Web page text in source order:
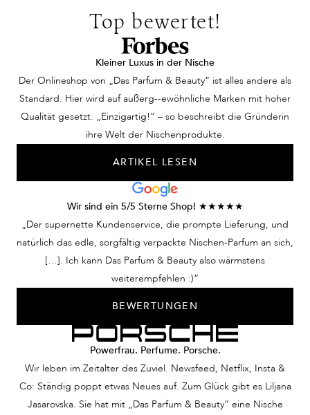
Top bewertet!
Kleiner Luxus in der Nische
Der Onlineshop von „Das Parfum & Beauty“ ist alles andere als
Standard. Hier wird auf außerg--ewöhnliche Marken mit hoher
Qualität gesetzt. „Einzigartig!“ – so beschreibt die Gründerin
ihre Welt der Nischenprodukte.
ARTIKEL LESEN
Wir sind ein 5/5 Sterne Shop! ★★★★★
„Der supernette Kundenservice, die prompte Lieferung, und
natürlich das edle, sorgfältig verpackte Nischen-Parfum an sich,
[…]. Ich kann Das Parfum & Beauty also wärmstens
weiterempfehlen :)“
BEWERTUNGEN
Powerfrau. Perfume. Porsche.
Wir leben im Zeitalter des Zuviel. Newsfeed, Netflix, Insta &
Co: Ständig poppt etwas Neues auf. Zum Glück gibt es Liljana
Jasarovska. Sie hat mit „Das Parfum & Beauty“ eine Nische